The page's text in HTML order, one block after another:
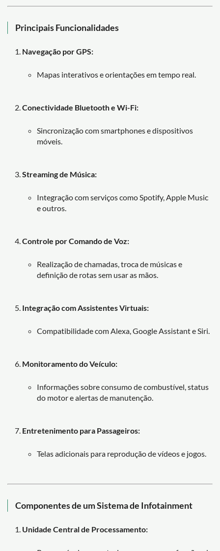
Principais Funcionalidades
Navegação por GPS:
Mapas interativos e orientações em tempo real.
Conectividade Bluetooth e Wi-Fi:
Sincronização com smartphones e dispositivos
móveis.
Streaming de Música:
Integração com serviços como Spotify, Apple Music
e outros.
Controle por Comando de Voz:
Realização de chamadas, troca de músicas e
definição de rotas sem usar as mãos.
Integração com Assistentes Virtuais:
Compatibilidade com Alexa, Google Assistant e Siri.
Monitoramento do Veículo:
Informações sobre consumo de combustível, status
do motor e alertas de manutenção.
Entretenimento para Passageiros:
Telas adicionais para reprodução de vídeos e jogos.
Componentes de um Sistema de Infotainment
Unidade Central de Processamento: